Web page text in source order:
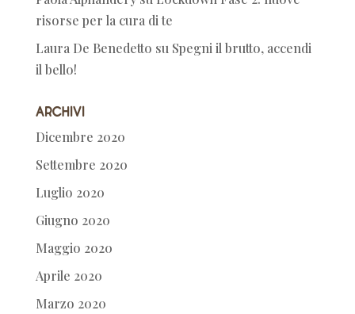
risorse per la cura di te
Laura De Benedetto su Spegni il brutto, accendi
il bello!
Archivi
Dicembre 2020
Settembre 2020
Luglio 2020
Giugno 2020
Maggio 2020
Aprile 2020
Marzo 2020